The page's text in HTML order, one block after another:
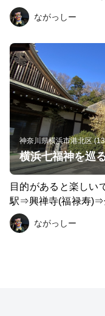
ましたので、最後は
す。大体23Km位でし
ながっしー
神奈川県横浜市港北区
横浜七福神を巡
目的があると楽しいですね 案内:横浜七福神(
駅⇒興禅寺(福禄寿)⇒
方寺(恵比寿)⇒正覚
弁財天⇒妙蓮寺 https://dankaipachi.cocolog-nifty.com/kaw
a/2020/08/post-
ながっしー